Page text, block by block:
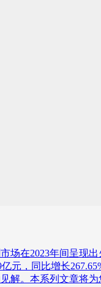
场在2023年间呈现
元，同比增长
解。本系列文章将